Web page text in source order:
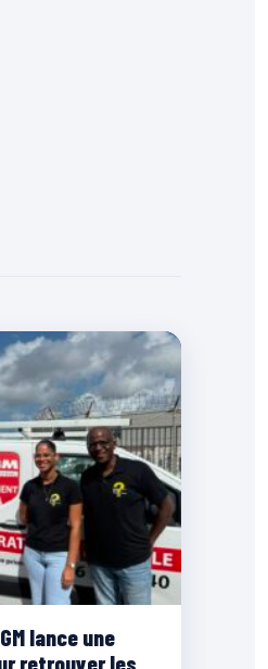
lance une
retrouver les